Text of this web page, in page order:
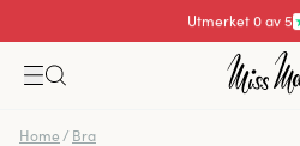
Utmerket 4.3 av 5
Home / Bra